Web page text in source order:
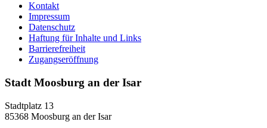
Kontakt
Impressum
Datenschutz
Haftung für Inhalte und Links
Barrierefreiheit
Zugangseröffnung
Stadt Moosburg an der Isar
Stadtplatz 13
85368 Moosburg an der Isar